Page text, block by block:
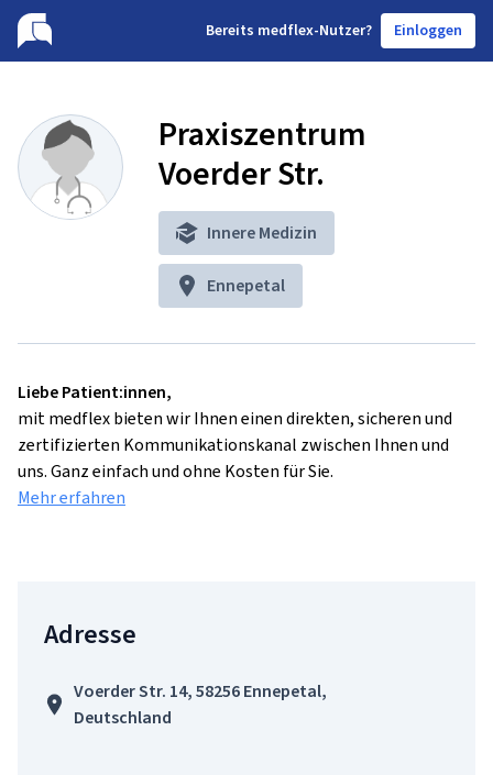
Bereits medflex-Nutzer? Einloggen
Praxiszentrum
Voerder Str.
Innere Medizin
Ennepetal
Liebe Patient:innen,
mit medflex bieten wir Ihnen einen direkten, sicheren und
zertifizierten Kommunikationskanal zwischen Ihnen und
uns. Ganz einfach und ohne Kosten für Sie.
Mehr erfahren
Adresse
Voerder Str. 14, 58256 Ennepetal,
Deutschland